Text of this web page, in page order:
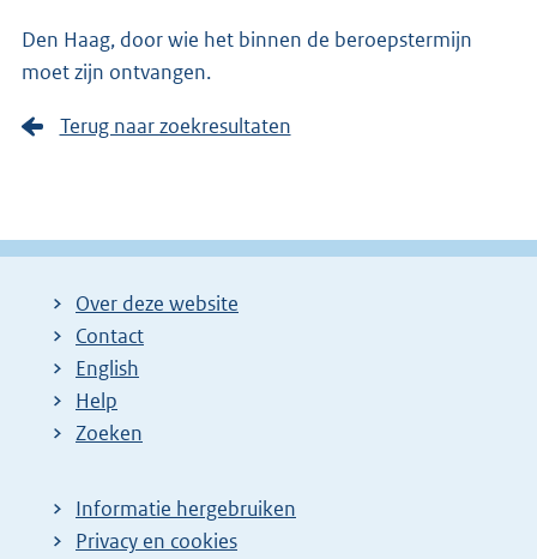
Den Haag, door wie het binnen de beroepstermijn
moet zijn ontvangen.
Terug naar zoekresultaten
Over deze website
Contact
English
Help
Zoeken
Informatie hergebruiken
Privacy en cookies